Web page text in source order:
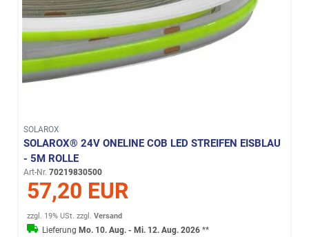
SOLAROX
SOLAROX® 24V ONELINE COB LED STREIFEN EISBLAU
- 5M ROLLE
Art-Nr. 70219830500
57,20 EUR
zzgl. 19% USt. zzgl.Versand
Lieferung Mo. 10. Aug. - Mi. 12. Aug. 2026 **